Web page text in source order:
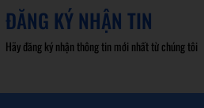
ĐĂNG KÝ NHẬN TIN
Hãy đăng ký nhận thông tin mới nhất từ chúng tôi